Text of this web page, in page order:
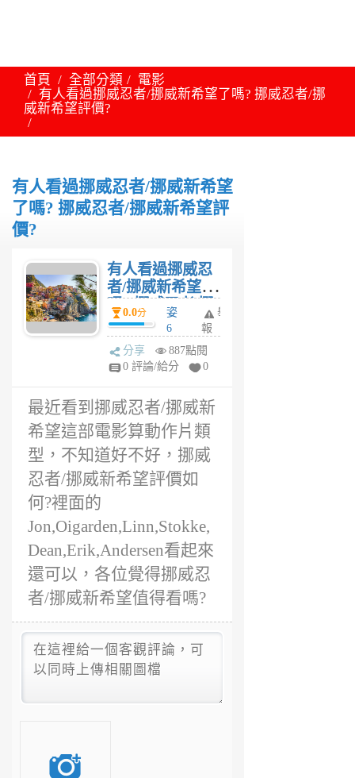
首頁 全部分類
電影
有人看過挪威忍者/挪威新希望了嗎? 挪威忍者/挪
威新希望評價?
有人看過挪威忍者/挪威新希望
了嗎? 挪威忍者/挪威新希望評
價?
有人看過挪威忍
者/挪威新希望了
嗎? 挪威忍者/挪
威新希望評價?
0.0分
姿
6
年
前
舉
報
分享
887點閱
0 評論/給分
0
最近看到挪威忍者/挪威新
希望這部電影算動作片類
型，不知道好不好，挪威
忍者/挪威新希望評價如
何?裡面的
Jon,Oigarden,Linn,Stokke,
Dean,Erik,Andersen看起來
還可以，各位覺得挪威忍
者/挪威新希望值得看嗎?